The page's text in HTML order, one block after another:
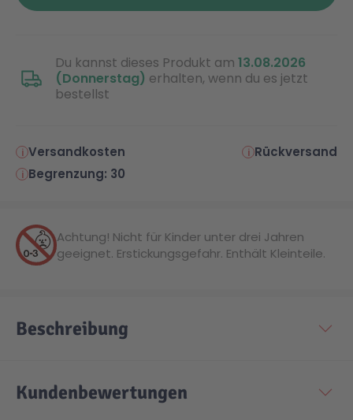
Du kannst dieses Produkt am 13.08.2026
(Donnerstag) erhalten, wenn du es jetzt
bestellst
Versandkosten
Rückversand
Begrenzung: 30
Achtung! Nicht für Kinder unter drei Jahren
geeignet. Erstickungsgefahr. Enthält Kleinteile.
Beschreibung
Kundenbewertungen